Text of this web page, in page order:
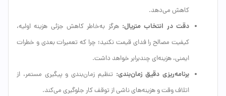
کاهش می‌دهد.
دقت در انتخاب متریال: هرگز به‌خاطر کاهش جزئی هزینه اولیه،
کیفیت مصالح را فدای قیمت نکنید؛ چرا که تعمیرات بعدی و خطرات
ایمنی، هزینه‌ای چندبرابر خواهد داشت.
برنامه‌ریزی دقیق زمان‌بندی: تنظیم زمان‌بندی و پیگیری مستمر، از
اتلاف وقت و هزینه‌های ناشی از توقف کار جلوگیری می‌کند.